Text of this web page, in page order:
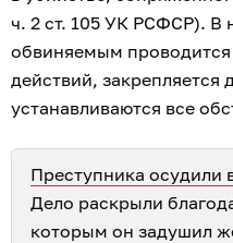
ч. 2 ст. 105 УК РСФСР). В
обвиняемым
действий, закрепляется
устанавливаются все
Преступника осудили
Дело раскрыли
которым он задушил